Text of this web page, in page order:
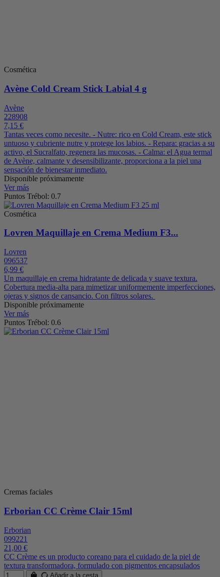
Cosmética
Avène Cold Cream Stick Labial 4 g
Avène
228908
7,15 €
Tantas veces como necesite. - Nutre: rico en Cold Cream, este stick
untuoso y cubriente nutre y protege los labios. - Repara: gracias a su
activo, el Sucralfato, regenera las mucosas. - Calma: el Agua termal
de Avène, calmante y desensibilizante, proporciona a la piel una
sensación de bienestar inmediato.
Disponible próximamente
Ver más
Puntos Trébol: 0.7
Cosmética
Lovren Maquillaje en Crema Medium F3...
Lovren
096537
6,99 €
Un maquillaje en crema hidratante de delicada y suave textura.
Cobertura media-alta para mimetizar uniformemente imperfecciones,
ojeras y signos de cansancio. Con filtros solares.
Disponible próximamente
Ver más
Puntos Trébol: 0.6
Cremas faciales
Erborian CC Crème Clair 15ml
Erborian
099221
21,00 €
CC Crème es un producto coreano para el cuidado de la piel de
textura transformadora, formulado con pigmentos encapsulados
Añadir a la cesta